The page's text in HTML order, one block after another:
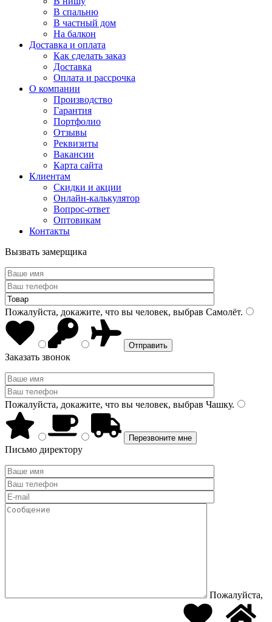
В спальню
В частный дом
На балкон
Доставка и оплата
Как сделать заказ
Доставка
Оплата и рассрочка
О компании
Производство
Гарантия
Портфолио
Отзывы
Реквизиты
Вакансии
Карта сайта
Клиентам
Скидки и акции
Онлайн-калькулятор
Вопрос-ответ
Оптовикам
Контакты
Вызвать замерщика
Пожалуйста, докажите, что вы человек, выбрав Самолёт.
Заказать звонок
Пожалуйста, докажите, что вы человек, выбрав Чашку.
Письмо директору
Пожалуйста,